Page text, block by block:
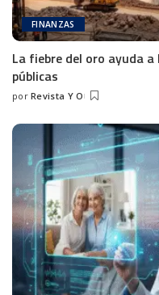
FINANZAS
La fiebre del oro ayuda
públicas
por Revista Y O